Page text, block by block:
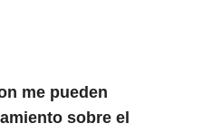
me pueden
sobre el